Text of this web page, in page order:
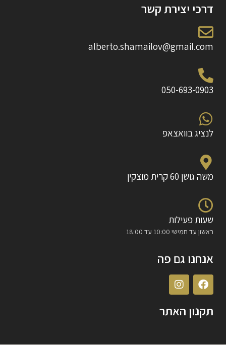
דרכי יצירת קשר
alberto.shamailov@gmail.com
050-693-0903
לנציג בוואצאפ
משה גושן 60 קרית מוצקין
שעות פעילות
ראשון עד חמישי 10:00 עד 18:00
אנחנו גם פה
תקנון האתר